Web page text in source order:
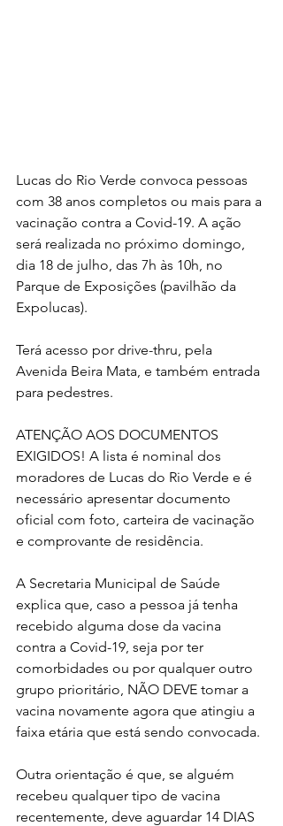
Lucas do Rio Verde convoca pessoas
com 38 anos completos ou mais para a
vacinação contra a Covid-19. A ação
será realizada no próximo domingo,
dia 18 de julho, das 7h às 10h, no
Parque de Exposições (pavilhão da
Expolucas).
Terá acesso por drive-thru, pela
Avenida Beira Mata, e também entrada
para pedestres.
ATENÇÃO AOS DOCUMENTOS
EXIGIDOS! A lista é nominal dos
moradores de Lucas do Rio Verde e é
necessário apresentar documento
oficial com foto, carteira de vacinação
e comprovante de residência.
A Secretaria Municipal de Saúde
explica que, caso a pessoa já tenha
recebido alguma dose da vacina
contra a Covid-19, seja por ter
comorbidades ou por qualquer outro
grupo prioritário, NÃO DEVE tomar a
vacina novamente agora que atingiu a
faixa etária que está sendo convocada.
Outra orientação é que, se alguém
recebeu qualquer tipo de vacina
recentemente, deve aguardar 14 DIAS